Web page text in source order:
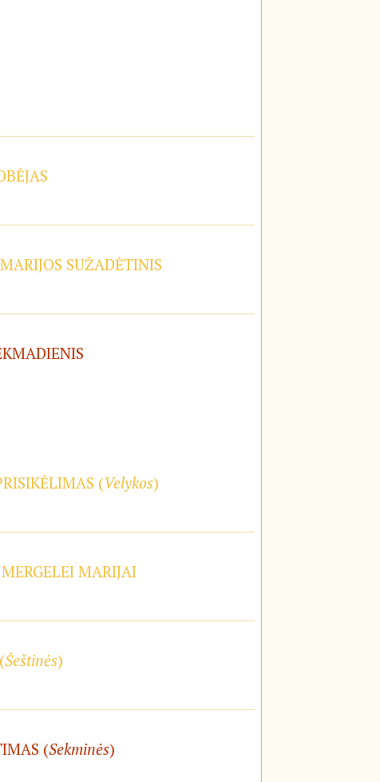
SUŽADĖTINIS
(Velykos)
MARIJAI
Šeštinės)
(Sekminės)